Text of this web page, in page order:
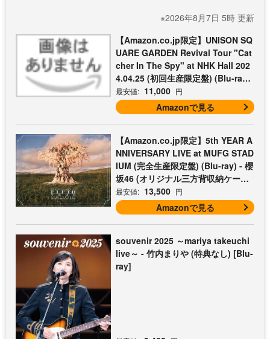
※2026年8月7日 5時 更新
【Amazon.co.jp限定】UNISON SQ
UARE GARDEN Revival Tour "Cat
cher In The Spy" at NHK Hall 202
4.04.25 (初回生産限定盤) (Blu-ray)
- UNISON SQUARE GARDEN (コッ
トン巾着付)
最安値: 11,000 円
Amazonで見る
【Amazon.co.jp限定】5th YEAR A
NNIVERSARY LIVE at MUFG STAD
IUM (完全生産限定盤) (Blu-ray) - 櫻
坂46 (オリジナル三方背収納ケース
付)
最安値: 13,500 円
Amazonで見る
souvenir 2025 ～mariya takeuchi
live～ - 竹内まりや (特典なし) [Blu-
ray]